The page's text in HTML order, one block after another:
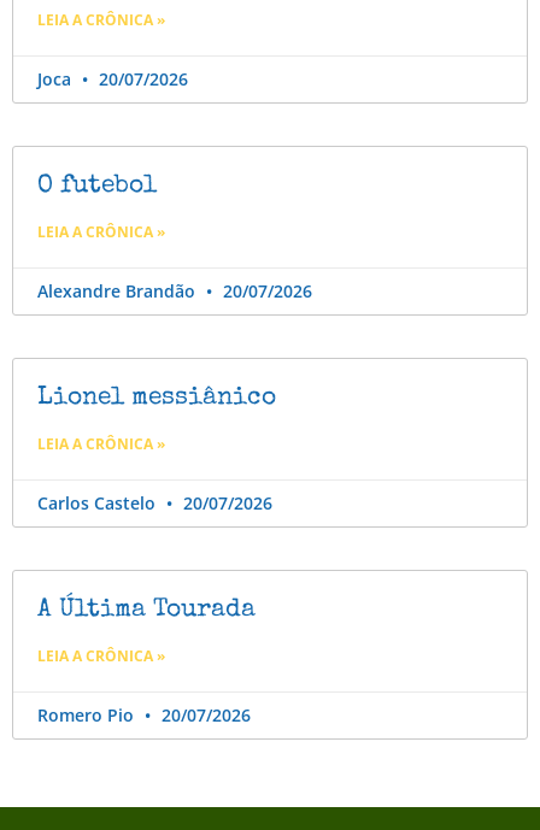
LEIA A CRÔNICA »
Joca 20/07/2026
O futebol
LEIA A CRÔNICA »
Alexandre Brandão 20/07/2026
Lionel messiânico
LEIA A CRÔNICA »
Carlos Castelo 20/07/2026
A Última Tourada
LEIA A CRÔNICA »
Romero Pio 20/07/2026